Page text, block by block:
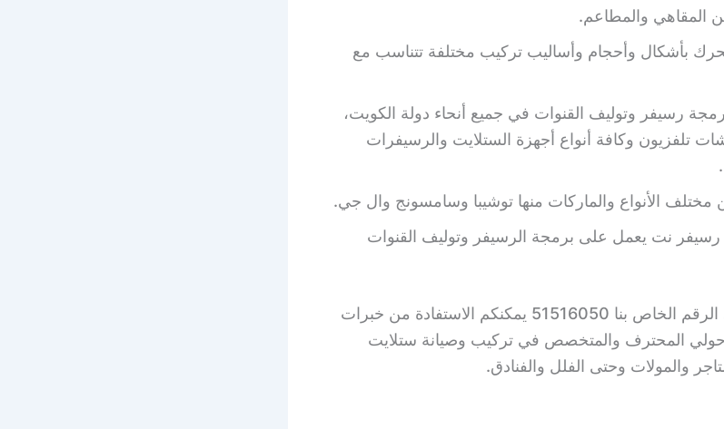
المقاهي والمطاعم.
بأشكال وأحجام وأساليب تركيب مختلفة تتناسب مع
رسيفر وتوليف القنوات في جميع أنحاء دولة الكويت،
تلفزيون وكافة أنواع أجهزة الستلايت والرسيفرات
الأنواع والماركات منها توشيبا وسامسونج وال جي.
رسيفر نت يعمل على برمجة الرسيفر وتوليف القنوات
عبر اتصالكم المباشر على الرقم الخاص بنا 51516050 يمكنكم الاستفادة من خبرات
المحترف والمتخصص في تركيب وصيانة ستلايت
والمولات وحتى الفلل والفنادق.